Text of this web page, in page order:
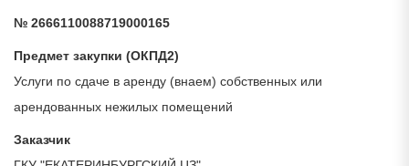
№ 2666110088719000165
Предмет закупки (ОКПД2)
Услуги по сдаче в аренду (внаем) собственных или
арендованных нежилых помещений
Заказчик